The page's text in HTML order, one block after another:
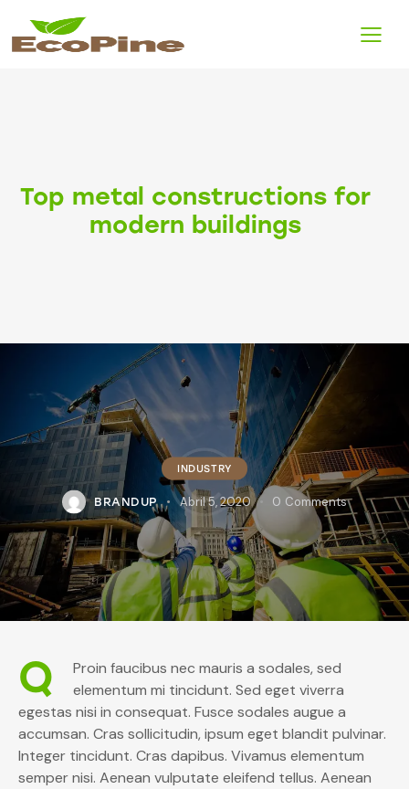
Top metal constructions for
modern buildings
INDUSTRY
BRANDUP Abril 5, 2020 0 Comments
Q
Proin faucibus nec mauris a sodales, sed
elementum mi tincidunt. Sed eget viverra
egestas nisi in consequat. Fusce sodales augue a
accumsan. Cras sollicitudin, ipsum eget blandit pulvinar.
Integer tincidunt. Cras dapibus. Vivamus elementum
semper nisi. Aenean vulputate eleifend tellus. Aenean